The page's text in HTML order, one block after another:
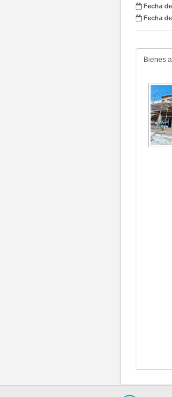
Fecha
Fecha
Bienes